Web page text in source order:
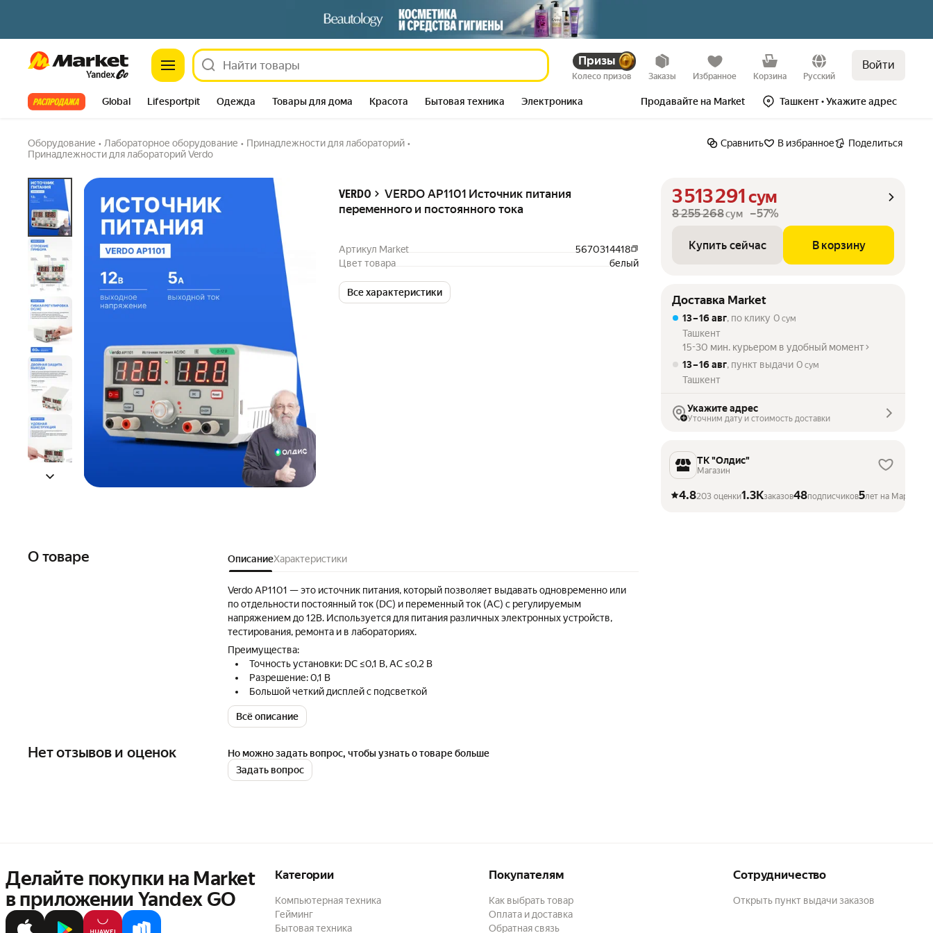
Market Призы
Колесо призов Заказы Избранное Корзина Русский
Войти
Все хиты Global Lifesportpit Одежда Товары для дома Красота Бытовая техника Электроника Продавайте на Market Ташкент• Укажите адрес
Оборудование • Лабораторное оборудование • Принадлежности для лабораторий •
Принадлежности для лабораторий Verdo
Сравнить В избранное Поделиться
VERDO
VERDO AP1101 Источник питания
переменного и постоянного тока
Артикул Market
5670314418
Цвет товара
белый
Все характеристики
3 513 291сум
8 255 268сум –57%
Купить сейчас В корзину
VERDO AP1101 Источник питания переменного и постоянного
тока
8 255 268сум –57% Купить сейчас В корзину
Доставка Market
13 – 16 авг, по клику 0 сум
Ташкент
15-30 мин. курьером в удобный момент
13 – 16 авг, пункт выдачи 0 сум
Ташкент
Укажите адрес
Уточним дату и стоимость доставки
ТК "Олдис"
Магазин
4.8203 оценки1.3Kзаказов48подписчиков5лет на Маркете
О товаре ОписаниеХарактеристики
Verdo AP1101 — это источник питания, который позволяет выдавать одновременно или
по отдельности постоянный ток (DC) и переменный ток (AC) с регулируемым
напряжением до 12В. Используется для питания различных электронных устройств,
тестирования, ремонта и в лабораториях.
Преимущества:
Точность установки: DC ≤0,1 В, AC ≤0,2 В
Разрешение: 0,1 В
Большой четкий дисплей с подсветкой
Легкий и компактный дизайн
Встроенный вентилятор для охлаждения
Функция блокировки: установка максимального напряжения с помощью USB-ключа
Всё описание
Нет отзывов и оценок
Но можно задать вопрос, чтобы узнать о товаре больше
Задать вопрос
Делайте покупки на Market
в приложении Yandex GO
Категории
Компьютерная техника
Гейминг
Бытовая техника
Покупателям
Как выбрать товар
Оплата и доставка
Обратная связь
Сотрудничество
Открыть пункт выдачи заказов